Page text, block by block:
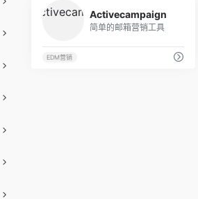
Activecampaign
简单的邮箱营销工具
EDM营销